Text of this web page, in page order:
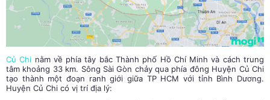
Củ Chi nằm về phía tây bắc Thành phố Hồ Chí Minh và cách trung
tâm khoảng 33 km. Sông Sài Gòn chảy qua phía đông Huyện Củ Chi
tạo thành một đoạn ranh giới giữa TP HCM với tỉnh Bình Dương.
Huyện Củ Chi có vị trí địa lý: